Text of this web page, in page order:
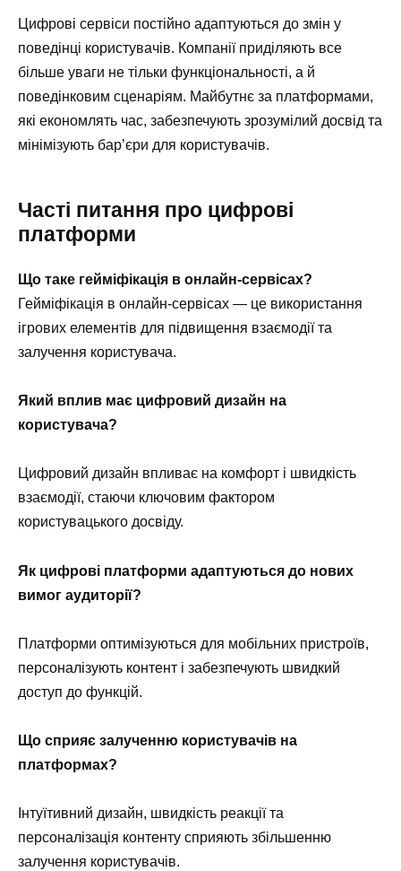
Цифрові сервіси постійно адаптуються до змін у
поведінці користувачів. Компанії приділяють все
більше уваги не тільки функціональності, а й
поведінковим сценаріям. Майбутнє за платформами,
які економлять час, забезпечують зрозумілий досвід та
мінімізують бар’єри для користувачів.
Часті питання про цифрові
платформи
Що таке гейміфікація в онлайн-сервісах?
Гейміфікація в онлайн-сервісах — це використання
ігрових елементів для підвищення взаємодії та
залучення користувача.
Який вплив має цифровий дизайн на
користувача?
Цифровий дизайн впливає на комфорт і швидкість
взаємодії, стаючи ключовим фактором
користувацького досвіду.
Як цифрові платформи адаптуються до нових
вимог аудиторії?
Платформи оптимізуються для мобільних пристроїв,
персоналізують контент і забезпечують швидкий
доступ до функцій.
Що сприяє залученню користувачів на
платформах?
Інтуїтивний дизайн, швидкість реакції та
персоналізація контенту сприяють збільшенню
залучення користувачів.